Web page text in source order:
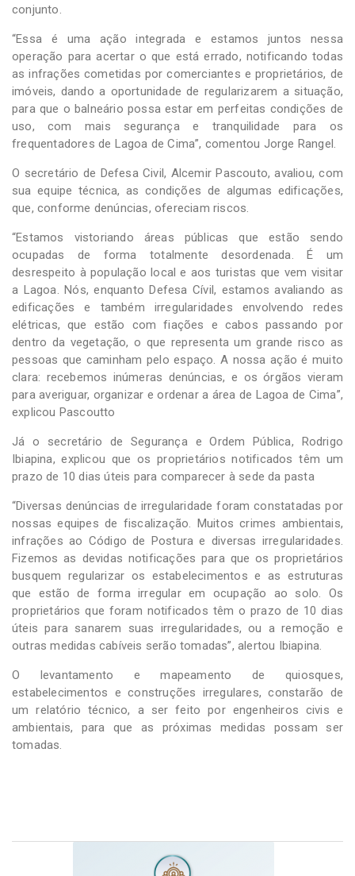
conjunto.
“Essa é uma ação integrada e estamos juntos nessa
operação para acertar o que está errado, notificando todas
as infrações cometidas por comerciantes e proprietários, de
imóveis, dando a oportunidade de regularizarem a situação,
para que o balneário possa estar em perfeitas condições de
uso, com mais segurança e tranquilidade para os
frequentadores de Lagoa de Cima”, comentou Jorge Rangel.
O secretário de Defesa Civil, Alcemir Pascouto, avaliou, com
sua equipe técnica, as condições de algumas edificações,
que, conforme denúncias, ofereciam riscos.
“Estamos vistoriando áreas públicas que estão sendo
ocupadas de forma totalmente desordenada. É um
desrespeito à população local e aos turistas que vem visitar
a Lagoa. Nós, enquanto Defesa Cívil, estamos avaliando as
edificações e também irregularidades envolvendo redes
elétricas, que estão com fiações e cabos passando por
dentro da vegetação, o que representa um grande risco as
pessoas que caminham pelo espaço. A nossa ação é muito
clara: recebemos inúmeras denúncias, e os órgãos vieram
para averiguar, organizar e ordenar a área de Lagoa de Cima”,
explicou Pascoutto
Já o secretário de Segurança e Ordem Pública, Rodrigo
Ibiapina, explicou que os proprietários notificados têm um
prazo de 10 dias úteis para comparecer à sede da pasta
“Diversas denúncias de irregularidade foram constatadas por
nossas equipes de fiscalização. Muitos crimes ambientais,
infrações ao Código de Postura e diversas irregularidades.
Fizemos as devidas notificações para que os proprietários
busquem regularizar os estabelecimentos e as estruturas
que estão de forma irregular em ocupação ao solo. Os
proprietários que foram notificados têm o prazo de 10 dias
úteis para sanarem suas irregularidades, ou a remoção e
outras medidas cabíveis serão tomadas”, alertou Ibiapina.
O levantamento e mapeamento de quiosques,
estabelecimentos e construções irregulares, constarão de
um relatório técnico, a ser feito por engenheiros civis e
ambientais, para que as próximas medidas possam ser
tomadas.